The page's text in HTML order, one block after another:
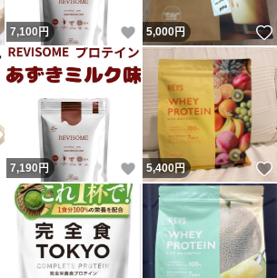
いいね！
7,100 円 いいね！
5,000円
いいね！
7,190 円 いいね！
5,400円